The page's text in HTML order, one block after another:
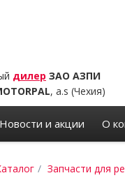
дилер ЗАО АЗПИ
, a.s (Чехия)
Новости и акции О
Запчасти для